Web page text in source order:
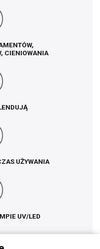
CIENIOWANIA
UŻYWANIA
UV/LED